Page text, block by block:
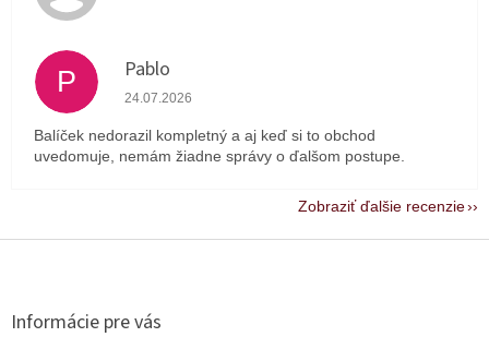
P Pablo
Hodnotenie obchodu je 1 z 5 hviezdičiek.
24.07.2026
Balíček nedorazil kompletný a aj keď si to obchod
uvedomuje, nemám žiadne správy o ďalšom postupe.
Zobraziť ďalšie recenzie
Z
Informácie pre vás